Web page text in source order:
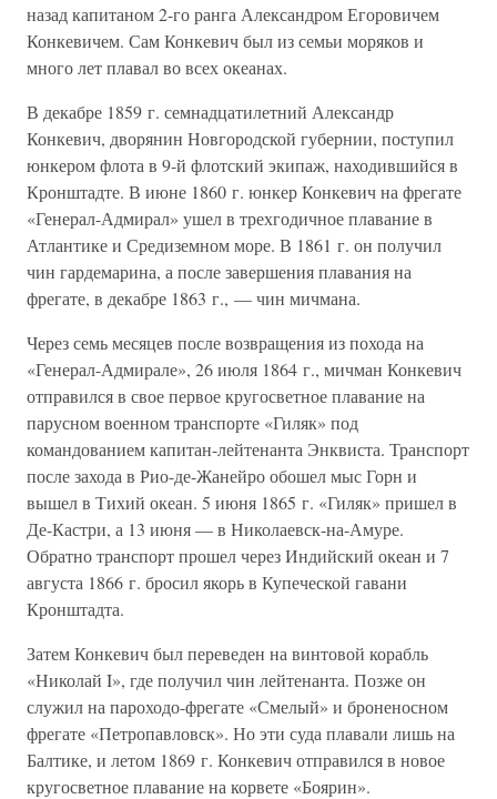
назад капитаном 2-го ранга Александром Егоровичем
Конкевичем. Сам Конкевич был из семьи моряков и
много лет плавал во всех океанах.
В декабре 1859 г. семнадцатилетний Александр
Конкевич, дворянин Новгородской губернии, поступил
юнкером флота в 9-й флотский экипаж, находившийся в
Кронштадте. В июне 1860 г. юнкер Конкевич на фрегате
«Генерал-Адмирал» ушел в трехгодичное плавание в
Атлантике и Средиземном море. В 1861 г. он получил
чин гардемарина, а после завершения плавания на
фрегате, в декабре 1863 г., — чин мичмана.
Через семь месяцев после возвращения из похода на
«Генерал-Адмирале», 26 июля 1864 г., мичман Конкевич
отправился в свое первое кругосветное плавание на
парусном военном транспорте «Гиляк» под
командованием капитан-лейтенанта Энквиста. Транспорт
после захода в Рио-де-Жанейро обошел мыс Горн и
вышел в Тихий океан. 5 июня 1865 г. «Гиляк» пришел в
Де-Кастри, а 13 июня — в Николаевск-на-Амуре.
Обратно транспорт прошел через Индийский океан и 7
августа 1866 г. бросил якорь в Купеческой гавани
Кронштадта.
Затем Конкевич был переведен на винтовой корабль
«Николай I», где получил чин лейтенанта. Позже он
служил на пароходо-фрегате «Смелый» и броненосном
фрегате «Петропавловск». Но эти суда плавали лишь на
Балтике, и летом 1869 г. Конкевич отправился в новое
кругосветное плавание на корвете «Боярин».